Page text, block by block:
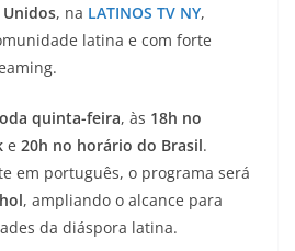
Unidos, na LATINOS TV NY,
latina e com forte
quinta-feira, às 18h no
e 20h no horário do Brasil.
em português, o programa será
, ampliando o alcance para
da diáspora latina.